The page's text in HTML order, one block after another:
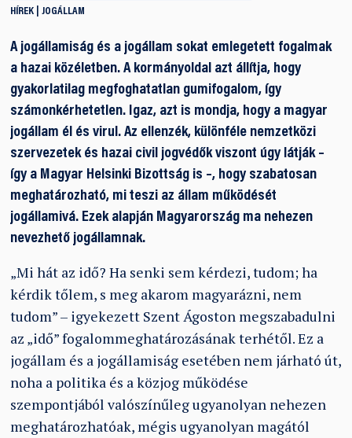
HÍREK JOGÁLLAM
A jogállamiság és a jogállam sokat emlegetett fogalmak
a hazai közéletben. A kormányoldal azt állítja, hogy
gyakorlatilag megfoghatatlan gumifogalom, így
számonkérhetetlen. Igaz, azt is mondja, hogy a magyar
jogállam él és virul. Az ellenzék, különféle nemzetközi
szervezetek és hazai civil jogvédők viszont úgy látják –
így a Magyar Helsinki Bizottság is –, hogy szabatosan
meghatározható, mi teszi az állam működését
jogállamivá. Ezek alapján Magyarország ma nehezen
nevezhető jogállamnak.
„Mi hát az idő? Ha senki sem kérdezi, tudom; ha
kérdik tőlem, s meg akarom magyarázni, nem
tudom” – igyekezett Szent Ágoston megszabadulni
az „idő” fogalommeghatározásának terhétől. Ez a
jogállam és a jogállamiság esetében nem járható út,
noha a politika és a közjog működése
szempontjából valószínűleg ugyanolyan nehezen
meghatározhatóak, mégis ugyanolyan magától